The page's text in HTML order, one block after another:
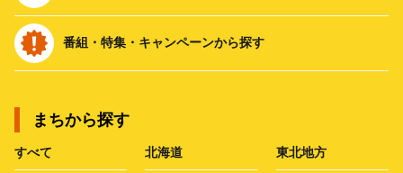
番組・特集・キャンペーンから探す
まちから探す
すべて 北海道 東北地方